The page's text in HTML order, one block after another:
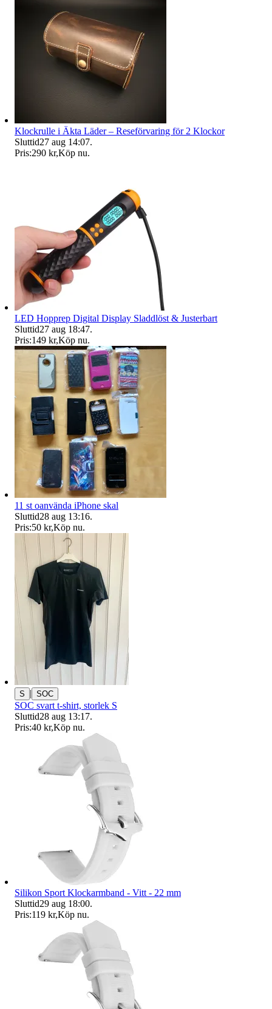
Klockrulle i Äkta Läder – Reseförvaring för 2 Klockor
Sluttid27 aug 14:07.
Pris:290 kr,Köp nu.
LED Hopprep Digital Display Sladdlöst & Justerbart
Sluttid27 aug 18:47.
Pris:149 kr,Köp nu.
11 st oanvända iPhone skal
Sluttid28 aug 13:16.
Pris:50 kr,Köp nu.
S | SOC
SOC svart t-shirt, storlek S
Sluttid28 aug 13:17.
Pris:40 kr,Köp nu.
Silikon Sport Klockarmband - Vitt - 22 mm
Sluttid29 aug 18:00.
Pris:119 kr,Köp nu.